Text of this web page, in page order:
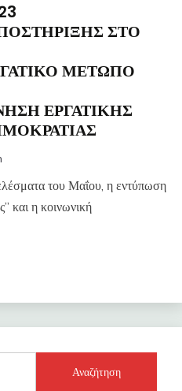
ΣΤΟ
ΜΕΤΩΠΟ
ΕΡΓΑΤΙΚΗΣ
του Μαΐου, η εντύπωση
και η κοινωνική